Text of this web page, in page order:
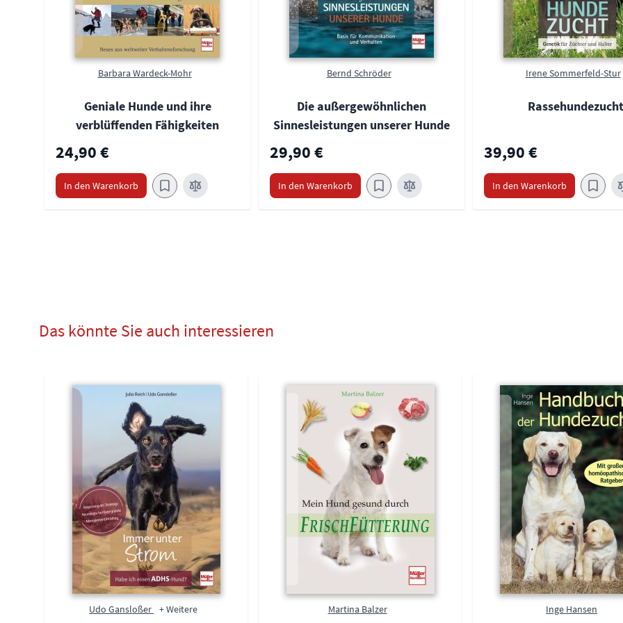
Barbara Wardeck-Mohr
Geniale Hunde und ihre
verblüffenden Fähigkeiten
24,90 €
In den Warenkorb
Bernd Schröder
Die außergewöhnlichen
Sinnesleistungen unserer Hunde
29,90 €
In den Warenkorb
Irene Sommerfeld-Stur
Rassehundezucht
39,90 €
In den Warenkorb
Das könnte Sie auch interessieren
Udo Gansloßer + Weitere Martina Balzer Inge Hansen